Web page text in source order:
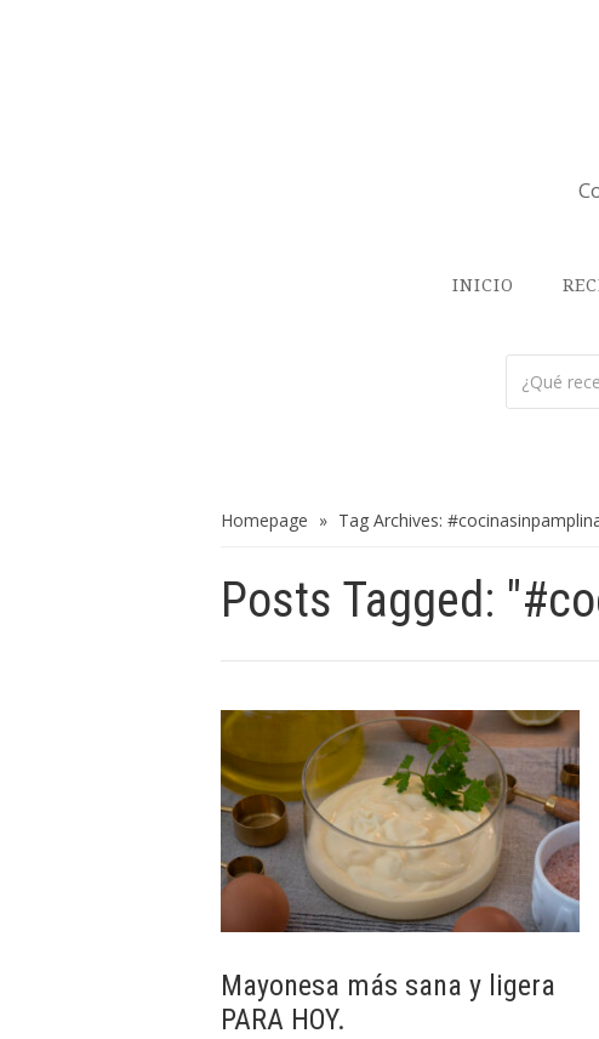
INICIO
Homepage » Tag Archives:
Posts Tagged:
Mayonesa más sana y ligera
PARA HOY.